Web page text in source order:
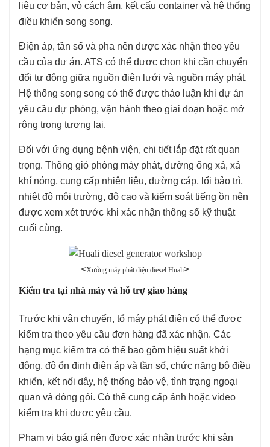
liệu cơ bản, vỏ cách âm, kết cấu container và hệ thống
điều khiển song song.
Điện áp, tần số và pha nên được xác nhận theo yêu
cầu của dự án. ATS có thể được chọn khi cần chuyển
đổi tự động giữa nguồn điện lưới và nguồn máy phát.
Hệ thống song song có thể được thảo luận khi dự án
yêu cầu dự phòng, vận hành theo giai đoạn hoặc mở
rộng trong tương lai.
Đối với ứng dụng bệnh viện, chi tiết lắp đặt rất quan
trọng. Thông gió phòng máy phát, đường ống xả, xả
khí nóng, cung cấp nhiên liệu, đường cáp, lối bảo trì,
nhiệt độ môi trường, độ cao và kiểm soát tiếng ồn nên
được xem xét trước khi xác nhận thông số kỹ thuật
cuối cùng.
<Xưởng máy phát điện diesel Huali>
Kiểm tra tại nhà máy và hỗ trợ giao hàng
Trước khi vận chuyển, tổ máy phát điện có thể được
kiểm tra theo yêu cầu đơn hàng đã xác nhận. Các
hạng mục kiểm tra có thể bao gồm hiệu suất khởi
động, độ ổn định điện áp và tần số, chức năng bộ điều
khiển, kết nối dây, hệ thống bảo vệ, tình trạng ngoại
quan và đóng gói. Có thể cung cấp ảnh hoặc video
kiểm tra khi được yêu cầu.
Phạm vi báo giá nên được xác nhận trước khi sản